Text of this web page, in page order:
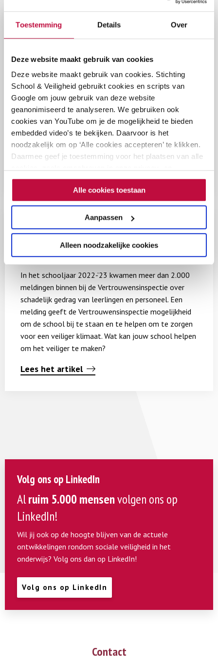
Toestemming Details Over
Deze website maakt gebruik van cookies
Deze website maakt gebruik van cookies. Stichting
School & Veiligheid gebruikt cookies en scripts van
Google om jouw gebruik van deze website
geanonimiseerd te analyseren. We gebruiken ook
cookies van YouTube om je de mogelijkheid te bieden
embedded video’s te bekijken. Daarvoor is het
noodzakelijk om op ‘Alle cookies accepteren’ te klikken.
Daarmee geef je toestemming voor het plaatsen van alle
cookieverklaring. Als je niet alle cookies accepteert, dan
kun je geen video's bekijken.Alle cookies toestaan
Aanpassen
Alleen noodzakelijke cookies
meer
over
School
Veiligheid
Jubileummagazine School & Veiligheid
Ter ere van ons 10-jarig jubileum publiceren wij een
unieke en eenmalige editie van het School & Veiligheid
magazine. In dit magazine staan artikelen over sociale
veiligheid in en rond de school. Praktijkverhalen, tips,
verdiepende verhalen: alles om je te inspireren om
ook in het nieuwe schooljaar te blijven werken aan
een fijne sfeer in de klas en op school.
Lees het artikel
meer
over
meldingen
Vertrouwensinspectie
Meer meldingen Vertrouwensinspectie
In het schooljaar 2022-’23 kwamen meer dan 2.000
meldingen binnen bij de Vertrouwensinspectie over
schadelijk gedrag van leerlingen en personeel. Een
melding geeft de Vertrouwensinspectie mogelijkheid
om de school bij te staan en te helpen om te zorgen
voor een veiliger klimaat. Wat kan jouw school helpen
om het veiliger te maken?
Lees het artikel
Volg ons op LinkedIn
Alruim 5.000 mensenvolgen ons op
LinkedIn!
Wil jij ook op de hoogte blijven van de actuele
ontwikkelingen rondom sociale veiligheid in het
onderwijs? Volg ons dan op LinkedIn!
Volg ons op LinkedIn
Contact